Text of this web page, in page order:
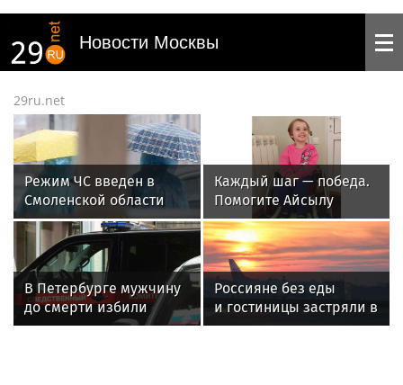
Новости Москвы
29ru.net
Режим ЧС введен в
Смоленской области
из-за непогоды
Каждый шаг — победа.
Помогите Айсылу
продолжать
реабилитацию
В Петербурге мужчину
до смерти избили
и облили кипятком из-
Россияне без еды
и гостиницы застряли в
аэропорту Египта после